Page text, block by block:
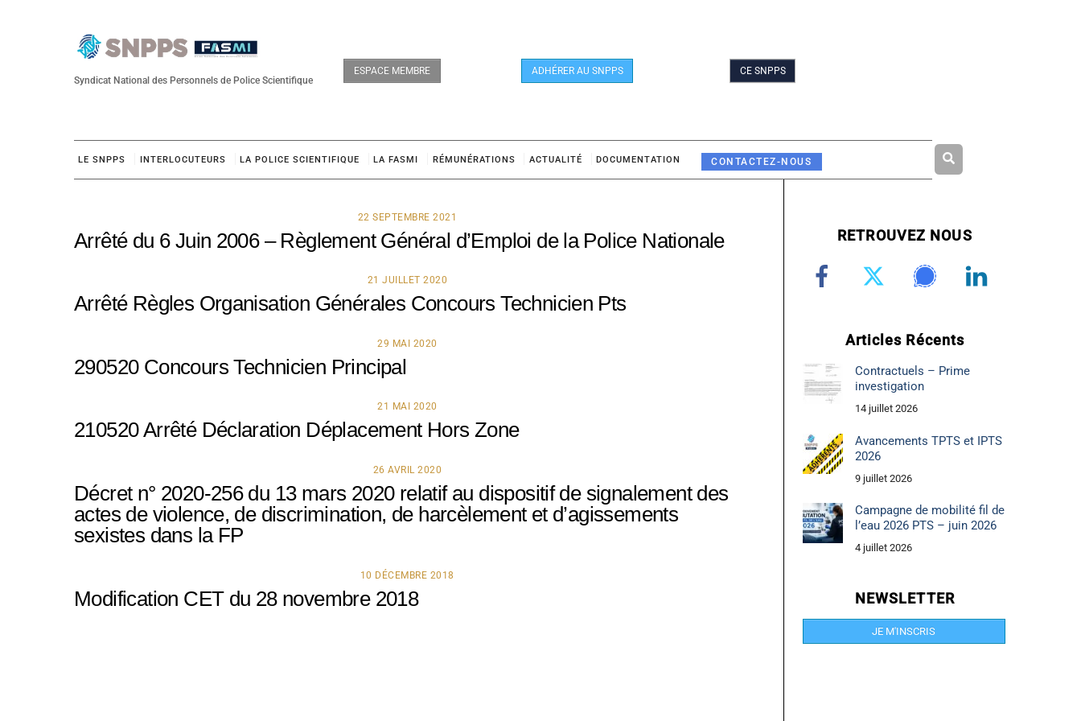
Syndicat National des Personnels de Police Scientifique
LE SNPPS INTERLOCUTEURS LA POLICE SCIENTIFIQUE LA FASMI RÉMUNÉRATIONS ACTUALITÉ DOCUMENTATION CONTACTEZ-NOUS
ESPACE MEMBRE ADHÉRER AU SNPPS CE SNPPS
22 SEPTEMBRE 2021
Arrêté du 6 Juin 2006 – Règlement Général d’Emploi de la Police Nationale
21 JUILLET 2020
Arrêté Règles Organisation Générales Concours Technicien Pts
29 MAI 2020
290520 Concours Technicien Principal
21 MAI 2020
210520 Arrêté Déclaration Déplacement Hors Zone
26 AVRIL 2020
Décret n° 2020-256 du 13 mars 2020 relatif au dispositif de signalement des
actes de violence, de discrimination, de harcèlement et d’agissements
sexistes dans la FP
10 DÉCEMBRE 2018
Modification CET du 28 novembre 2018
RETROUVEZ NOUS
Articles Récents
Contractuels – Prime
investigation
14 juillet 2026
Avancements TPTS et IPTS
2026
9 juillet 2026
Campagne de mobilité fil de
l’eau 2026 PTS – juin 2026
4 juillet 2026
NEWSLETTER
JE M'INSCRIS